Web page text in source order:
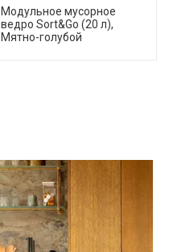
Модульное мусорное
ведро Sort&Go (20 л),
Мятно-голубой